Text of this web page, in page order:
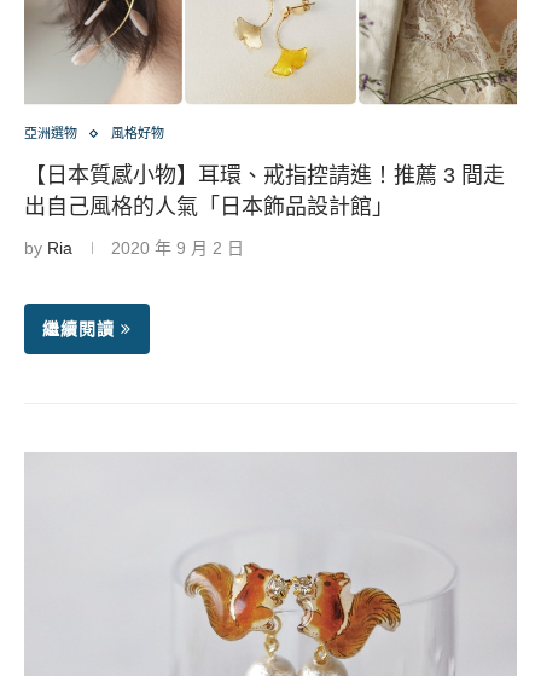
亞洲選物 風格好物
【日本質感小物】耳環、戒指控請進！推薦 3 間走
出自己風格的人氣「日本飾品設計館」
by Ria 2020 年 9 月 2 日
繼續閱讀